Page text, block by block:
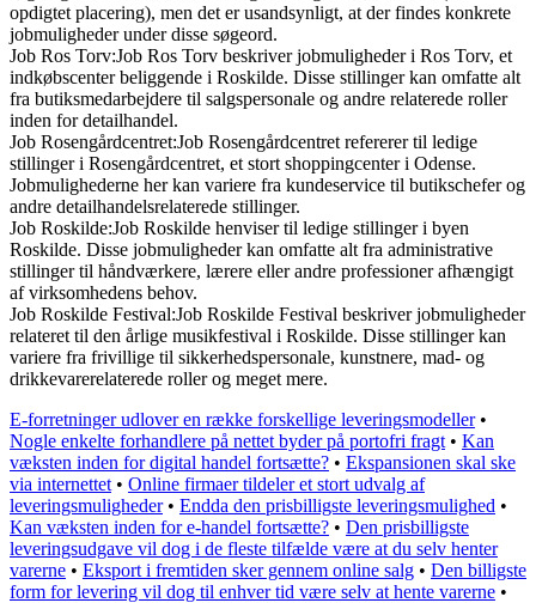
opdigtet placering), men det er usandsynligt, at der findes konkrete
jobmuligheder under disse søgeord.
Job Ros Torv:Job Ros Torv beskriver jobmuligheder i Ros Torv, et
indkøbscenter beliggende i Roskilde. Disse stillinger kan omfatte alt
fra butiksmedarbejdere til salgspersonale og andre relaterede roller
inden for detailhandel.
Job Rosengårdcentret:Job Rosengårdcentret refererer til ledige
stillinger i Rosengårdcentret, et stort shoppingcenter i Odense.
Jobmulighederne her kan variere fra kundeservice til butikschefer og
andre detailhandelsrelaterede stillinger.
Job Roskilde:Job Roskilde henviser til ledige stillinger i byen
Roskilde. Disse jobmuligheder kan omfatte alt fra administrative
stillinger til håndværkere, lærere eller andre professioner afhængigt
af virksomhedens behov.
Job Roskilde Festival:Job Roskilde Festival beskriver jobmuligheder
relateret til den årlige musikfestival i Roskilde. Disse stillinger kan
variere fra frivillige til sikkerhedspersonale, kunstnere, mad- og
drikkevarerelaterede roller og meget mere.
E-forretninger udlover en række forskellige leveringsmodeller•
Nogle enkelte forhandlere på nettet byder på portofri fragt • Kan
væksten inden for digital handel fortsætte? • Ekspansionen skal ske
via internettet • Online firmaer tildeler et stort udvalg af
leveringsmuligheder• Endda den prisbilligste leveringsmulighed •
Kan væksten inden for e-handel fortsætte? • Den prisbilligste
leveringsudgave vil dog i de fleste tilfælde være at du selv henter
varerne • Eksport i fremtiden sker gennem online salg • Den billigste
form for levering vil dog til enhver tid være selv at hente varerne •